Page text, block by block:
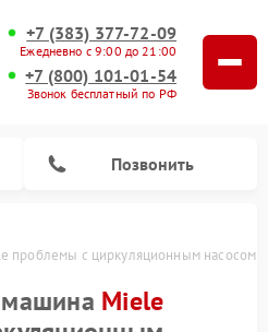
+7 (383) 377-72-09
Ежедневно с 9:00 до 21:00
+7 (800) 101-01-54
Звонок бесплатный по РФ
Позвонить
проблемы с циркуляционным насосом
Miele